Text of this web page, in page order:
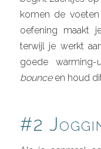
komen de
oefening maakt
terwijl je werkt
goede
bounceen houd
#2